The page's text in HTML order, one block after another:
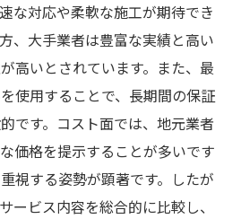
な対応や柔軟な施工が期待でき
、大手業者は豊富な実績と高い
高いとされています。また、最
使用することで、長期間の保証
です。コスト面では、地元業者
価格を提示することが多いです
視する姿勢が顕著です。したが
ービス内容を総合的に比較し、